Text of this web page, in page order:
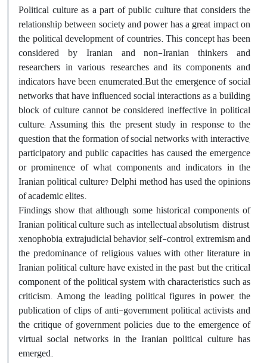
Political culture as a part of public culture that considers the
relationship between society and power has a great impact on
the political development of countries. This concept has been
considered by Iranian and non-Iranian thinkers and
researchers in various researches and its components and
indicators have been enumerated.But the emergence of social
networks that have influenced social interactions as a building
block of culture cannot be considered ineffective in political
culture; Assuming this, the present study in response to the
question that the formation of social networks with interactive,
participatory and public capacities has caused the emergence
or prominence of what components and indicators in the
Iranian political culture? Delphi method has used the opinions
of academic elites.
Findings show that although some historical components of
Iranian political culture such as intellectual absolutism, distrust,
xenophobia, extrajudicial behavior, self-control, extremism and
the predominance of religious values with other literature in
Iranian political culture have existed in the past, but the critical
component of the political system with characteristics such as
criticism. Among the leading political figures in power, the
publication of clips of anti-government political activists and
the critique of government policies due to the emergence of
virtual social networks in the Iranian political culture has
emerged.